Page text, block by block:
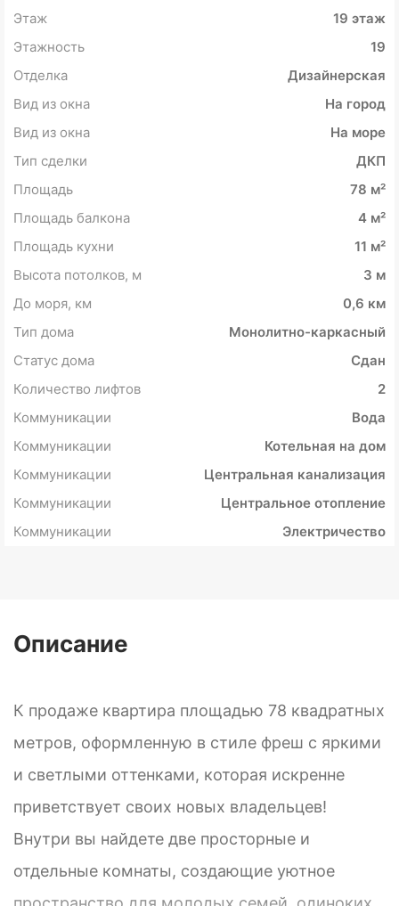
Этаж
19 этаж
Этажность
19
Отделка
Дизайнерская
Вид из окна
На город
Вид из окна
На море
Тип сделки
ДКП
Площадь
78 м²
Площадь балкона
4 м²
Площадь кухни
11 м²
Высота потолков, м
3 м
До моря, км
0,6 км
Тип дома
Монолитно-каркасный
Статус дома
Сдан
Количество лифтов
2
Коммуникации
Вода
Коммуникации
Котельная на дом
Коммуникации
Центральная канализация
Коммуникации
Центральное отопление
Коммуникации
Электричество
Описание
К продаже квартира площадью 78 квадратных
метров, оформленную в стиле фреш с яркими
и светлыми оттенками, которая искренне
приветствует своих новых владельцев!
Внутри вы найдете две просторные и
отдельные комнаты, создающие уютное